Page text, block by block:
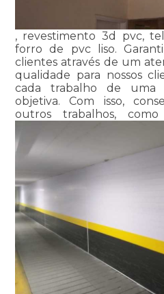
, revestimento 3d pvc,
forro de pvc liso.
clientes através de um
qualidade para nossos
cada trabalho de uma
objetiva. Com isso,
outros trabalhos,